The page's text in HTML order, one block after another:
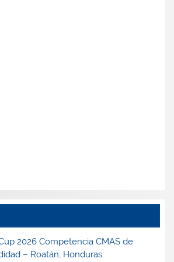
2026 Competencia CMAS de
– Roatán, Honduras